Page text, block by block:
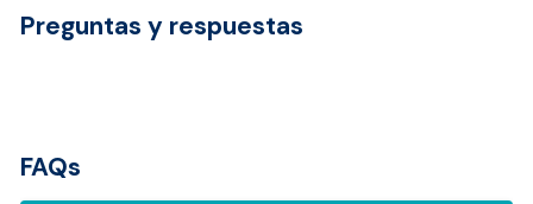
Preguntas y respuestas
FAQs